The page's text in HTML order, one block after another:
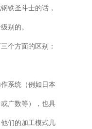
铁圣斗士的话，
别的。
个方面的区别：
系统（例如日本
广数等），也具
们的加工模式几